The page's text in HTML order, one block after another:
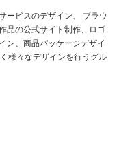
ービスのデザイン、 ブラウ
品の公式サイト制作、ロゴ
ン、商品パッケージデザイ
様々なデザインを行うグル